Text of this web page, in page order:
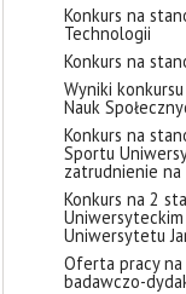
Konkurs na
Technologii
Konkurs na
Wyniki
Nauk
Konkurs na
Sportu
zatrudnienie
Konkurs na 2
Uniwersytetu
Oferta pracy
badawczo-